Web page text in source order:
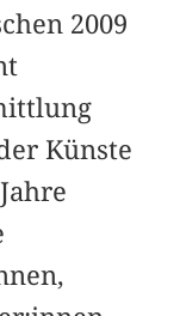
2009
Künste